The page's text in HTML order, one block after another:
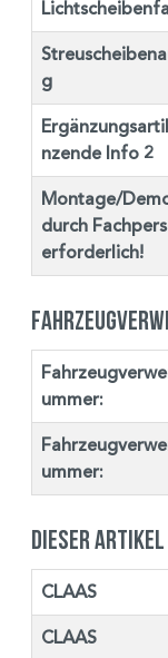
g
nzende Info 2
Montage/
durch
erforderlich!
ummer:
ummer:
Dieser Artikel
CLAAS
CLAAS